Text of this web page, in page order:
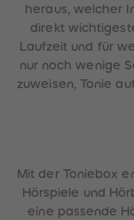
heraus, welcher
direkt
Laufzeit und für
nur noch wenige
zuweisen, Tonie
Mit der Toniebox
Hörspiele und
eine passende